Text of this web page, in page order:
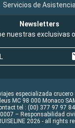
Servicios de Asistencia
Newsletters
nuestras exclusivas
especializada crucero
MC 98 000 Monaco
tel : (00) 377 97 97
– Responsabilidad
2026 - all rights